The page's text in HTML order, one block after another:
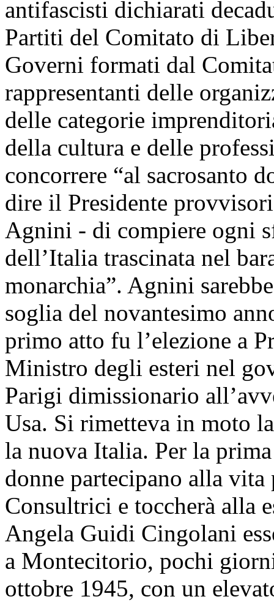
antifascisti dichiarati
Partiti del Comitato di
Governi formati dal
rappresentanti delle
delle categorie
della cultura e delle
concorrere “al sacrosanto
dire il Presidente
Agnini - di compiere ogni
dell’Italia trascinata nel
monarchia”. Agnini
soglia del novantesimo
primo atto fu l’elezione a
Ministro degli esteri nel
Parigi dimissionario
Usa. Si rimetteva in moto
la nuova Italia. Per la
donne partecipano alla
Consultrici e toccherà alla
Angela Guidi Cingolani
a Montecitorio, pochi
ottobre 1945, con un